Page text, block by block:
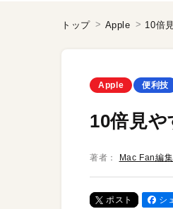
トップ Apple 10倍
Apple 便利技
10倍見
著者： Mac Fan編
ポスト シ